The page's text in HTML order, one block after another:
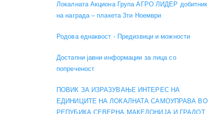
Локалната Акциона Група АГРО ЛИДЕР добитник
на награда – плакета 3ти Ноември
Родова еднаквост - Предизвици и можности
Достапни јавни информации за лица со
попреченост
ПОВИК ЗА ИЗРАЗУВАЊЕ ИНТЕРЕС НА
ЕДИНИЦИТЕ НА ЛОКАЛНАТА САМОУПРАВА ВО
РЕПУБИКА СЕВЕРНА МАКЕДОНИЈА И ГРАДОТ